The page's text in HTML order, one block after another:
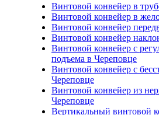
Винтовой конвейер в
Винтовой конвейер в
Винтовой конвейер
Винтовой конвейер
Винтовой конвейер с
подъема в Череповце
Винтовой конвейер с
Череповце
Винтовой конвейер из
Череповце
Вертикальный винтовой